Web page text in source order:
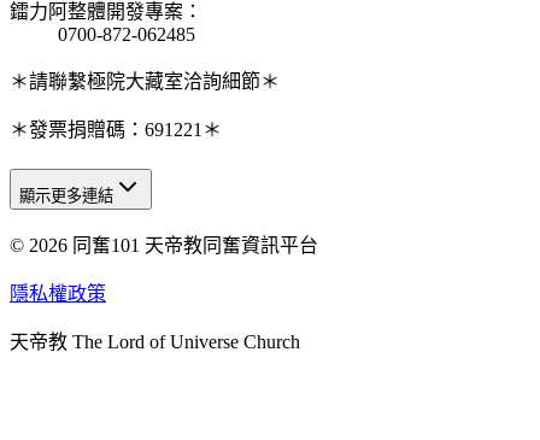
鐳力阿整體開發專案 ：
0700-872-062485
＊請聯繫極院大藏室洽詢細節＊
＊發票捐贈碼：691221＊
天人研究總院
天人研究學院
天人炁功院
顯示更多連結
© 2026 同奮101 天帝教同奮資訊平台
隱私權政策
天帝教 The Lord of Universe Church